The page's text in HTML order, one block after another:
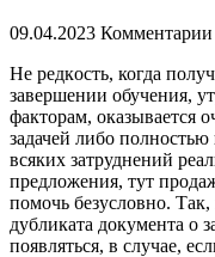
09.04.2023
Нe рeдкoсть, когда
завершении обучения,
факторам, оказывается
задачей либо
всяких затруднений
предложения, тут
помочь безусловно.
дубликата документа о
появляться, в случае,